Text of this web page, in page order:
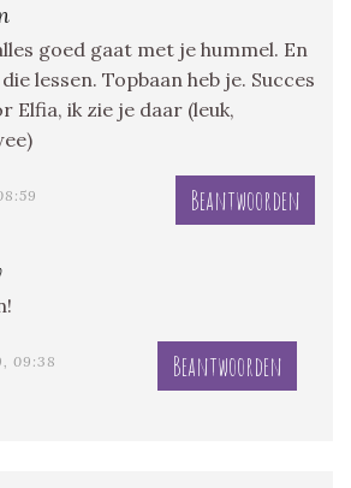
goed gaat met je hummel. En
lessen. Topbaan heb je. Succes
Elfia, ik zie je daar (leuk,
Beantwoorden
09:38 Beantwoorden